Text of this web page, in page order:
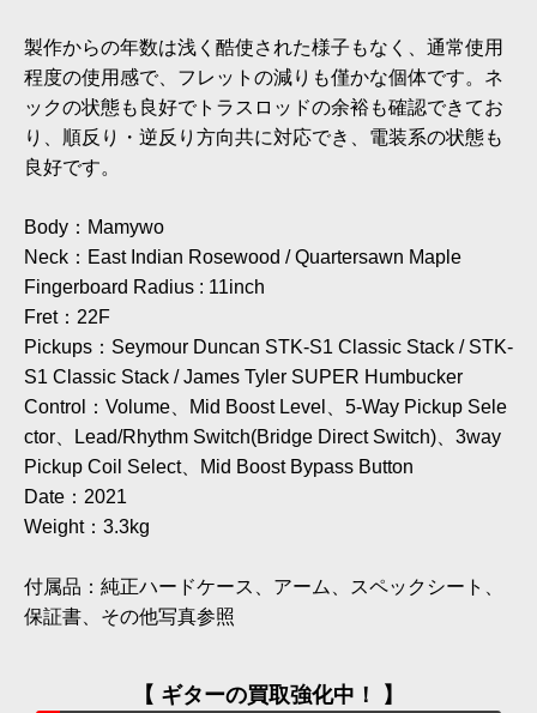
製作からの年数は浅く酷使された様子もなく、通常使用
程度の使用感で、フレットの減りも僅かな個体です。ネ
ックの状態も良好でトラスロッドの余裕も確認できてお
り、順反り・逆反り方向共に対応でき、電装系の状態も
良好です。
Body：Mamywo
Neck：East Indian Rosewood / Quartersawn Maple
Fingerboard Radius : 11inch
Fret：22F
Pickups：Seymour Duncan STK-S1 Classic Stack / STK-
S1 Classic Stack / James Tyler SUPER Humbucker
Control：Volume、Mid Boost Level、5-Way Pickup Sele
ctor、Lead/Rhythm Switch(Bridge Direct Switch)、3way
Pickup Coil Select、Mid Boost Bypass Button
Date：2021
Weight：3.3kg
付属品：純正ハードケース、アーム、スペックシート、
保証書、その他写真参照
【 ギターの買取強化中！ 】